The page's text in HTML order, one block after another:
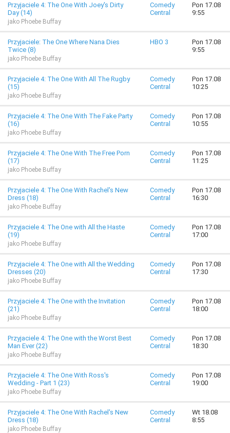
Przyjaciele 4: The One With Joey's Dirty
Day (14)
jako Phoebe Buffay
Comedy
Central
Pon 17.08
9:55
Przyjaciele: The One Where Nana Dies
Twice (8)
jako Phoebe Buffay
HBO 3
Pon 17.08
9:55
Przyjaciele 4: The One With All The Rugby
(15)
jako Phoebe Buffay
Comedy
Central
Pon 17.08
10:25
Przyjaciele 4: The One With The Fake Party
(16)
jako Phoebe Buffay
Comedy
Central
Pon 17.08
10:55
Przyjaciele 4: The One With The Free Porn
(17)
jako Phoebe Buffay
Comedy
Central
Pon 17.08
11:25
Przyjaciele 4: The One With Rachel's New
Dress (18)
jako Phoebe Buffay
Comedy
Central
Pon 17.08
16:30
Przyjaciele 4: The One with All the Haste
(19)
jako Phoebe Buffay
Comedy
Central
Pon 17.08
17:00
Przyjaciele 4: The One with All the Wedding
Dresses (20)
jako Phoebe Buffay
Comedy
Central
Pon 17.08
17:30
Przyjaciele 4: The One with the Invitation
(21)
jako Phoebe Buffay
Comedy
Central
Pon 17.08
18:00
Przyjaciele 4: The One with the Worst Best
Man Ever (22)
jako Phoebe Buffay
Comedy
Central
Pon 17.08
18:30
Przyjaciele 4: The One With Ross's
Wedding - Part 1 (23)
jako Phoebe Buffay
Comedy
Central
Pon 17.08
19:00
Przyjaciele 4: The One With Rachel's New
Dress (18)
jako Phoebe Buffay
Comedy
Central
Wt 18.08
8:55